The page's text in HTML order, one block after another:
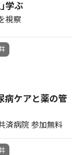
学ぶ
視察
病ケアと薬の管
済病院 参加無料